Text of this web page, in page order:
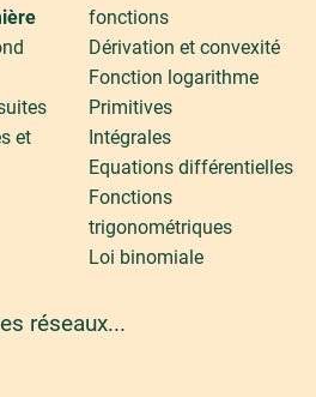
et
fonctions
Dérivation et convexité
Fonction logarithme
Primitives
Intégrales
Equations différentielles
Fonctions
trigonométriques
Loi binomiale
réseaux...